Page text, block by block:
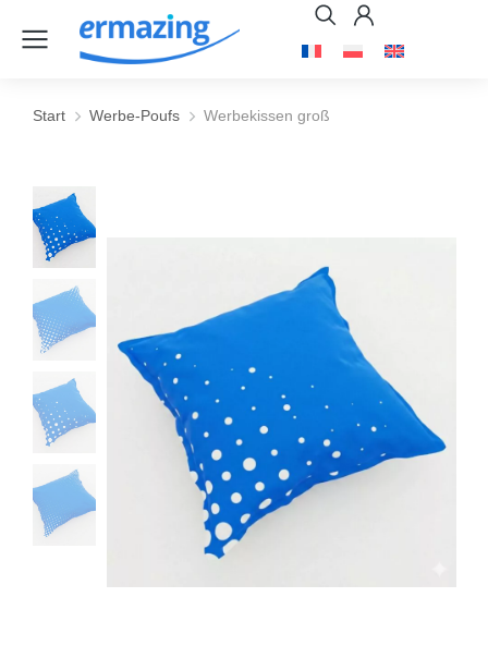
Sie befinden sich hier:
Start Werbe-Poufs Werbekissen groß